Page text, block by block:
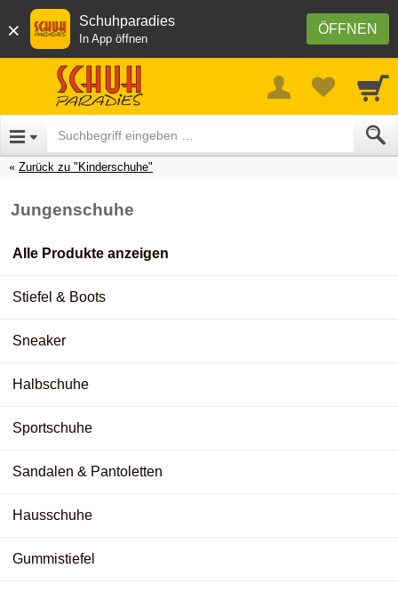
× ÖFFNEN
Schuhparadies
In App öffnen
Zurück zu "Kinderschuhe"
Jungenschuhe
Alle Produkte anzeigen
Stiefel & Boots
Sneaker
Halbschuhe
Sportschuhe
Sandalen & Pantoletten
Hausschuhe
Gummistiefel